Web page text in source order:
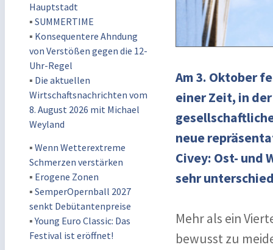
Hauptstadt
▪ SUMMERTIME
▪ Konsequentere Ahndung
von Verstößen gegen die 12-
Uhr-Regel
▪ Die aktuellen
Wirtschaftsnachrichten vom
8. August 2026 mit Michael
Weyland
▪ Wenn Wetterextreme
Schmerzen verstärken
▪ Erogene Zonen
▪ SemperOpernball 2027
senkt Debütantenpreise
▪Young Euro Classic: Das
Festival ist eröffnet!
Am 3. Oktober
einer Zeit, in
neue
Civey: Ost- und
sehr
Mehr als ein
bewusst zu